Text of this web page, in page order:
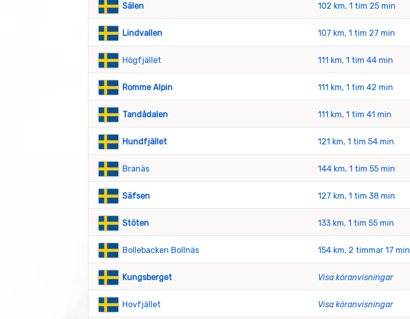
Sälen 102 km, 1 tim 25 min
Lindvallen 107 km, 1 tim 27 min
Högfjället 111 km, 1 tim 44 min
Romme Alpin 111 km, 1 tim 42 min
Tandådalen 111 km, 1 tim 41 min
Hundfjället 121 km, 1 tim 54 min
Branäs 144 km, 1 tim 55 min
Säfsen 127 km, 1 tim 38 min
Stöten 133 km, 1 tim 55 min
Bollebacken Bollnäs 154 km, 2 timmar 17 min
Kungsberget Visa köranvisningar
Hovfjället Visa köranvisningar